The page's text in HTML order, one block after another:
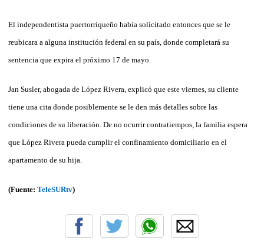
El independentista puertorriqueño había solicitado entonces que se le
reubicara a alguna institución federal en su país, donde completará su
sentencia que expira el próximo 17 de mayo.
Jan Susler, abogada de López Rivera, explicó que este viernes, su cliente
tiene una cita donde posiblemente se le den más detalles sobre las
condiciones de su liberación. De no ocurrir contratiempos, la familia espera
que López Rivera pueda cumplir el confinamiento domiciliario en el
apartamento de su hija.
(Fuente: TeleSURtv)